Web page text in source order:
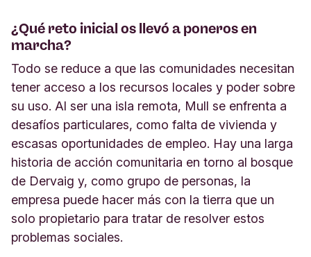
¿Qué reto inicial os llevó a poneros en
marcha?
Todo se reduce a que las comunidades necesitan
tener acceso a los recursos locales y poder sobre
su uso. Al ser una isla remota, Mull se enfrenta a
desafíos particulares, como falta de vivienda y
escasas oportunidades de empleo. Hay una larga
historia de acción comunitaria en torno al bosque
de Dervaig y, como grupo de personas, la
empresa puede hacer más con la tierra que un
solo propietario para tratar de resolver estos
problemas sociales.